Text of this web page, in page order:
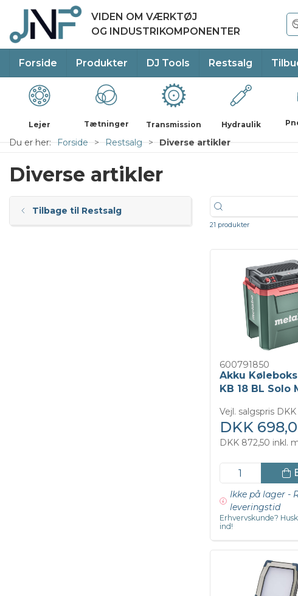
VIDEN OM VÆRKTØJ
OG INDUSTRIKOMPONENTER
Forside Produkter DJ Tools Restsalg
Lejer Tætninger Transmission Hydraulik
Du er her: Forside Restsalg Diverse artikler
Diverse artikler
Tilbage til Restsalg
21 produkter
600791850
Akku
KB 18 BL Solo
Vejl. salgspris DKK
DKK
DKK 872,50 inkl.
Ikke på lager -
leveringstid
Erhvervskunde?
ind!